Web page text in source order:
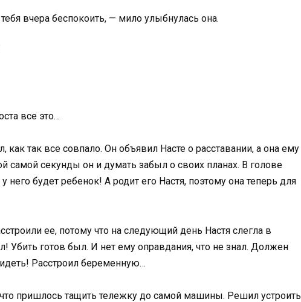
вчера беспокоить, — мило улыбнулась она.
все это…
так все совпало. Он объявил Насте о расставании, а она ему
самой секунды он и думать забыл о своих планах. В голове
него будет ребенок! А родит его Настя, поэтому она теперь для
ее, потому что на следующий день Настя слегла в
Убить готов был. И нет ему оправдания, что не знал. Должен
Расстроил беременную…
пришлось тащить тележку до самой машины. Решил устроить